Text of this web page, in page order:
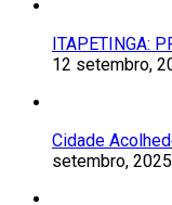
ITAPETINGA:
12 setembro,
Cidade
setembro, 2025